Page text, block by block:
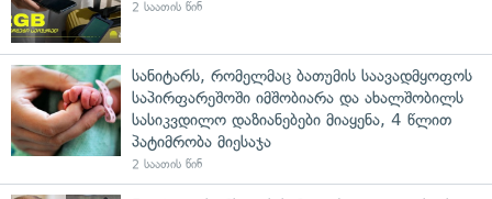
2 საათის წინ
სანიტარს, რომელმაც ბათუმის საავადმყოფოს
საპირფარეშოში იმშობიარა და ახალშობილს
სასიკვდილო დაზიანებები მიაყენა, 4 წლით
პატიმრობა მიესაჯა
2 საათის წინ